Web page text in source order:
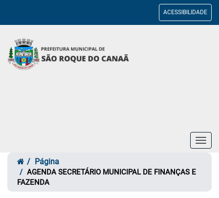
ACESSIBILIDADE
Página
AGENDA SECRETÁRIO MUNICIPAL DE FINANÇAS E
FAZENDA